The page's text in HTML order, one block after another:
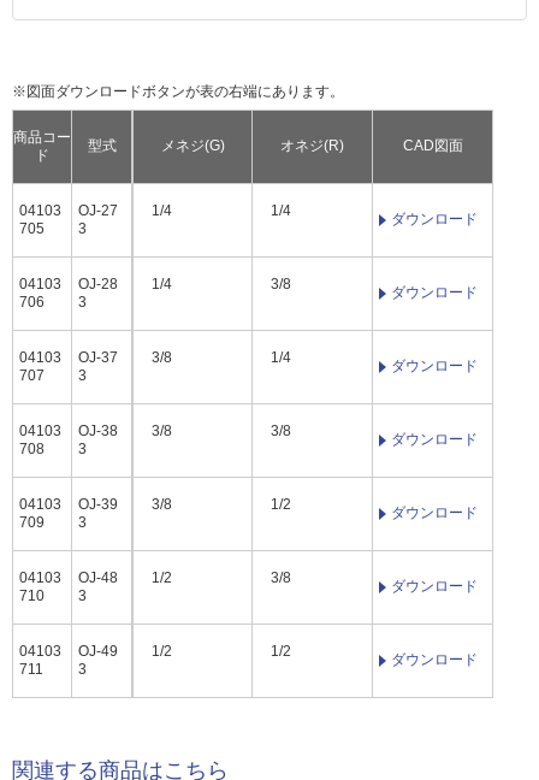
※図面ダウンロードボタンが表の右端にあります。
商品コー
ド
型式
04103
705
OJ-27
3
04103
706
OJ-28
3
04103
707
OJ-37
3
04103
708
OJ-38
3
04103
709
OJ-39
3
04103
710
OJ-48
3
04103
711
OJ-49
3
メネジ(G) オネジ(R)
1/4 1/4
1/4 3/8
3/8 1/4
3/8 3/8
3/8 1/2
1/2 3/8
1/2 1/2
CAD図面
ダウンロード
ダウンロード
ダウンロード
ダウンロード
ダウンロード
ダウンロード
ダウンロード
関連する商品はこちら